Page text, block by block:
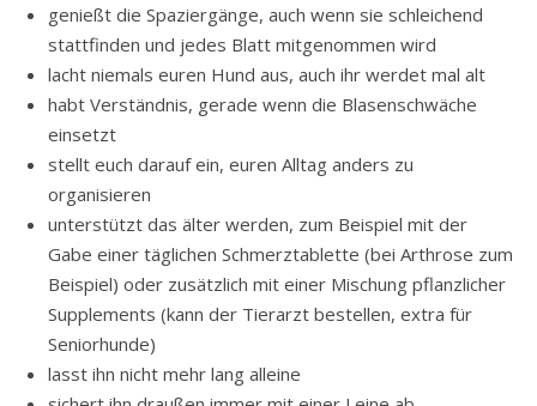
genießt die Spaziergänge, auch wenn sie schleichend
stattfinden und jedes Blatt mitgenommen wird
lacht niemals euren Hund aus, auch ihr werdet mal alt
habt Verständnis, gerade wenn die Blasenschwäche
einsetzt
stellt euch darauf ein, euren Alltag anders zu
organisieren
unterstützt das älter werden, zum Beispiel mit der
Gabe einer täglichen Schmerztablette (bei Arthrose zum
Beispiel) oder zusätzlich mit einer Mischung pflanzlicher
Supplements (kann der Tierarzt bestellen, extra für
Seniorhunde)
lasst ihn nicht mehr lang alleine